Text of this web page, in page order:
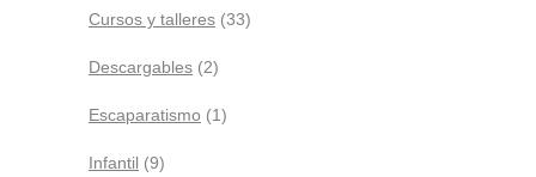
Cursos y talleres (33)
Descargables (2)
Escaparatismo (1)
Infantil (9)